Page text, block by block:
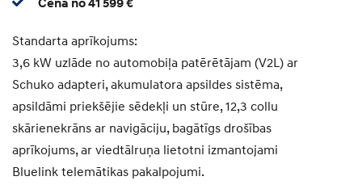
Cena no 41 599 €
Standarta aprīkojums:
3,6 kW uzlāde no automobiļa patērētājam (V2L) ar
Schuko adapteri, akumulatora apsildes sistēma,
apsildāmi priekšējie sēdekļi un stūre, 12,3 collu
skārienekrāns ar navigāciju, bagātīgs drošības
aprīkojums, ar viedtālruņa lietotni izmantojami
Bluelink telemātikas pakalpojumi.